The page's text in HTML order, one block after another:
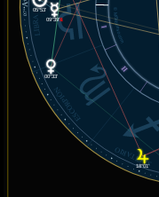
© MiSabueso.com
07°
LIBRA
ESCORPIÓN
SAGITARIO
I
II
05°53'
09°39'℞
00°33'
18°01'